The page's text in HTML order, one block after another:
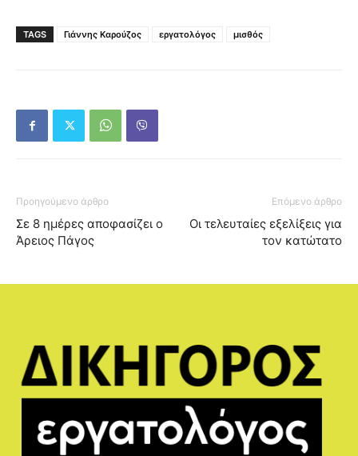
TAGS Γιάννης Καρούζος εργατολόγος μισθός
Προηγούμενο άρθρο
Σε 8 ημέρες αποφασίζει ο
Άρειος Πάγος
Επόμενο άρθρο
Οι τελευταίες εξελίξεις για
τον κατώτατο